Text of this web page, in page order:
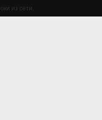
из сети.